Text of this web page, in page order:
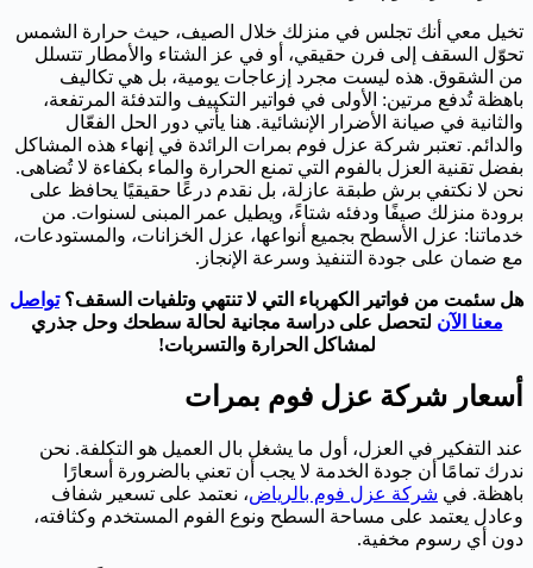
تخيل معي أنك تجلس في منزلك خلال الصيف، حيث حرارة الشمس
تحوّل السقف إلى فرن حقيقي، أو في عز الشتاء والأمطار تتسلل
من الشقوق. هذه ليست مجرد إزعاجات يومية، بل هي تكاليف
باهظة تُدفع مرتين: الأولى في فواتير التكييف والتدفئة المرتفعة،
والثانية في صيانة الأضرار الإنشائية. هنا يأتي دور الحل الفعّال
والدائم. تعتبر شركة عزل فوم بمرات الرائدة في إنهاء هذه المشاكل
بفضل تقنية العزل بالفوم التي تمنع الحرارة والماء بكفاءة لا تُضاهى.
نحن لا نكتفي برش طبقة عازلة، بل نقدم درعًا حقيقيًا يحافظ على
برودة منزلك صيفًا ودفئه شتاءً، ويطيل عمر المبنى لسنوات. من
خدماتنا: عزل الأسطح بجميع أنواعها، عزل الخزانات، والمستودعات،
مع ضمان على جودة التنفيذ وسرعة الإنجاز.
هل سئمت من فواتير الكهرباء التي لا تنتهي وتلفيات السقف؟تواصل
معنا الآن لتحصل على دراسة مجانية لحالة سطحك وحل جذري
لمشاكل الحرارة والتسربات!
أسعار شركة عزل فوم بمرات
عند التفكير في العزل، أول ما يشغل بال العميل هو التكلفة. نحن
ندرك تمامًا أن جودة الخدمة لا يجب أن تعني بالضرورة أسعارًا
باهظة. في شركة عزل فوم بالرياض، نعتمد على تسعير شفاف
وعادل يعتمد على مساحة السطح ونوع الفوم المستخدم وكثافته،
دون أي رسوم مخفية.